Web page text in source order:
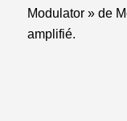
Modulator » de
amplifié.